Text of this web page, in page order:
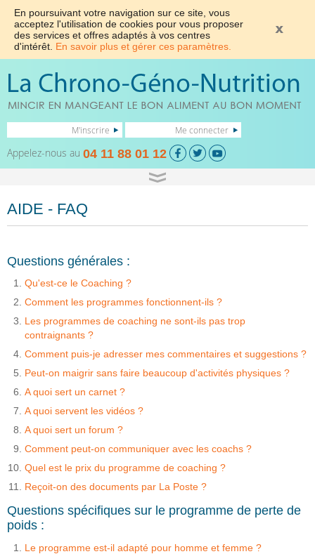
En poursuivant votre navigation sur ce site, vous
acceptez l'utilisation de cookies pour vous proposer
des services et offres adaptés à vos centres
d'intérêt. En savoir plus et gérer ces paramètres.
M'inscrire Me connecter
Appelez-nous au 04 11 88 01 12
AIDE - FAQ
Questions générales :
Qu'est-ce le Coaching ?
Comment les programmes fonctionnent-ils ?
Les programmes de coaching ne sont-ils pas trop
contraignants ?
Comment puis-je adresser mes commentaires et suggestions ?
Peut-on maigrir sans faire beaucoup d'activités physiques ?
A quoi sert un carnet ?
A quoi servent les vidéos ?
A quoi sert un forum ?
Comment peut-on communiquer avec les coachs ?
Quel est le prix du programme de coaching ?
Reçoit-on des documents par La Poste ?
Questions spécifiques sur le programme de perte de
poids :
Le programme est-il adapté pour homme et femme ?